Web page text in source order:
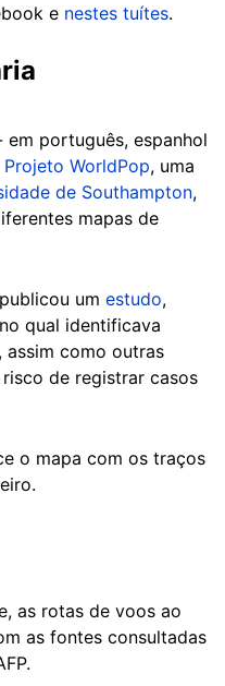
e nestes tuítes.
português, espanhol
Projeto WorldPop, uma
de Southampton,
mapas de
um estudo,
qual identificava
assim como outras
de registrar casos
o mapa com os traços
as rotas de voos ao
as fontes consultadas